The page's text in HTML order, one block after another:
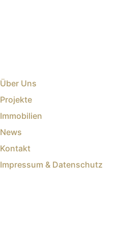
Über Uns
Projekte
Immobilien
News
Kontakt
Impressum & Datenschutz